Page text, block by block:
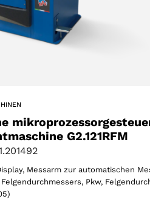
G2.121RFM
Messarm zur automatischen
Pkw,